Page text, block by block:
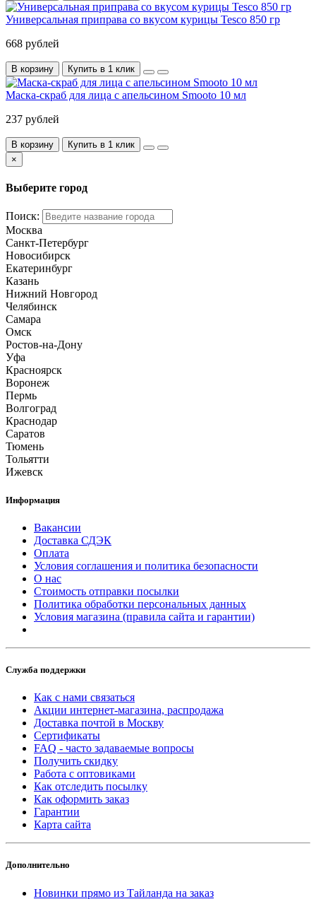
Универсальная приправа со вкусом курицы Tesco 850 гр
668 рублей
В корзину Купить в 1 клик
Маска-скраб для лица с апельсином Smooto 10 мл
237 рублей
В корзину
Купить в 1 клик
×
Выберите город
Поиск:
Москва
Санкт-Петербург
Новосибирск
Екатеринбург
Казань
Нижний Новгород
Челябинск
Самара
Омск
Ростов-на-Дону
Уфа
Красноярск
Воронеж
Пермь
Волгоград
Краснодар
Саратов
Тюмень
Тольятти
Ижевск
Информация
Вакансии
Доставка СДЭК
Оплата
Условия соглашения и политика безопасности
О нас
Стоимость отправки посылки
Политика обработки персональных данных
Условия магазина (правила сайта и гарантии)
Служба поддержки
Как с нами связаться
Акции интернет-магазина, распродажа
Доставка почтой в Москву
Сертификаты
FAQ - часто задаваемые вопросы
Получить скидку
Работа с оптовиками
Как отследить посылку
Как оформить заказ
Гарантии
Карта сайта
Дополнительно
Новинки прямо из Тайланда на заказ